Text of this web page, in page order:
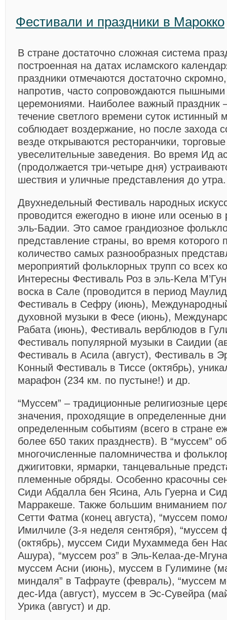
Фестивали и праздники в Маpокко
В стране достаточно сложная система
построенная на датах исламского
праздники отмечаются достаточно
напротив, часто сопровождаются
церемониями. Наиболее важный праздник
течение светлого времени суток истинный
соблюдает воздержание, но после захода
везде открываются ресторанчики,
увеселительные заведения. Во время Ид
(продолжается три-четыре дня)
шествия и уличные представления до утра.
Двухнедельный Фестиваль народных
проводится ежегодно в июне или осенью в
эль-Бадии. Это самое грандиозное
представление страны, во время которого
количество самых разнообразных
мероприятий фольклорных трупп со всех
Интересны Фестиваль Роз в эль-Kела
воска в Сале (проводится в период
Фестиваль в Сефру (июнь),
духовной музыки в Фесе (июнь),
Рабата (июнь), Фестиваль верблюдов в
Фестиваль популярной музыки в Саидии
Фестиваль в Асила (август), Фестиваль в
Конный Фестиваль в Тиссе (октябрь),
марафон (234 км. по пустыне!) и др.
“Муссем” – традиционные религиозные
значения, проходящие в определенные
определенным событиям (всего в стране
более 650 таких празднеств). В “муссем”
многочисленные паломничества и
джигитовки, ярмарки, танцевальные
племенные обряды. Особенно красочны
Сиди Абдалла бен Ясина, Аль Гуерна и
Марракеше. Также большим вниманием
Сетти Фатма (конец августа), “муссем
Имилчиле (3-я неделя сентября), “муссем
(октябрь), муссем Сиди Мухаммеда бен
Ашура), “муссем роз” в Эль-Келаа-де-
муссем Асни (июнь), муссем в Гулимине
миндаля” в Тафрауте (февраль), “муссем
дес-Ида (август), муссем в Эс-Сувейра
Урика (август) и др.